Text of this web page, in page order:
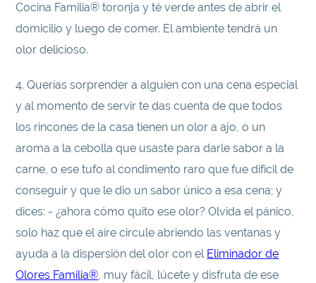
Cocina Familia® toronja y té verde antes de abrir el
domicilio y luego de comer. El ambiente tendrá un
olor delicioso.
4. Querías sorprender a alguien con una cena especial
y al momento de servir te das cuenta de que todos
los rincones de la casa tienen un olor a ajo, o un
aroma a la cebolla que usaste para darle sabor a la
carne, o ese tufo al condimento raro que fue difícil de
conseguir y que le dio un sabor único a esa cena; y
dices: - ¿ahora cómo quito ese olor? Olvida el pánico,
solo haz que el aire circule abriendo las ventanas y
ayuda a la dispersión del olor con el Eliminador de
Olores Familia®, muy fácil, lúcete y disfruta de ese